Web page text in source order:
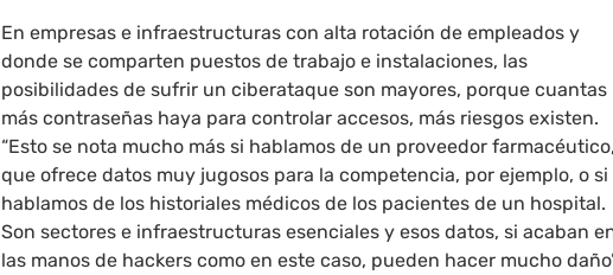
En empresas e infraestructuras con alta rotación de empleados y
donde se comparten puestos de trabajo e instalaciones, las
posibilidades de sufrir un ciberataque son mayores, porque cuantas
más contraseñas haya para controlar accesos, más riesgos existen.
“Esto se nota mucho más si hablamos de un proveedor farmacéutico,
que ofrece datos muy jugosos para la competencia, por ejemplo, o si
hablamos de los historiales médicos de los pacientes de un hospital.
Son sectores e infraestructuras esenciales y esos datos, si acaban
las manos de hackers como en este caso, pueden hacer mucho